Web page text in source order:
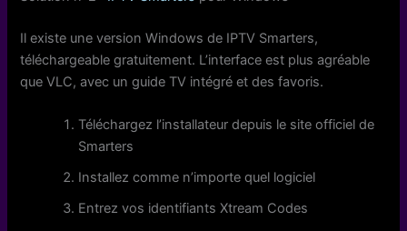
Il existe une version Windows de IPTV Smarters,
téléchargeable gratuitement. L’interface est plus agréable
que VLC, avec un guide TV intégré et des favoris.
Téléchargez l’installateur depuis le site officiel de
Smarters
Installez comme n’importe quel logiciel
Entrez vos identifiants Xtream Codes